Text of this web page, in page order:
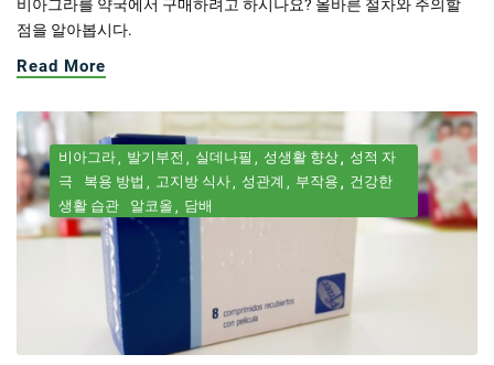
비아그라를 약국에서 구매하려고 하시나요? 올바른 절차와 주의할
점을 알아봅시다.
Read More
비아그라 발기부전 실데나필 성생활 향상
성적 자
극
복용 방법 고지방 식사 성관계 부작용
건강한
생활 습관
알코올 담배